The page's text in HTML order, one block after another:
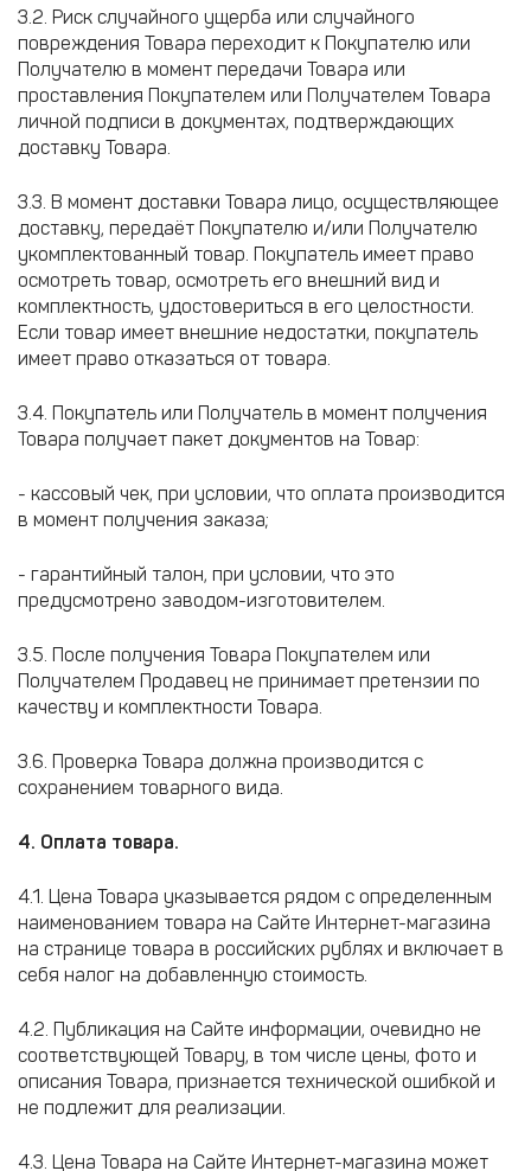
3.2. Риск случайного ущерба или случайного
повреждения Товара переходит к Покупателю или
Получателю в момент передачи Товара или
проставления Покупателем или Получателем Товара
личной подписи в документах, подтверждающих
доставку Товара.
3.3. В момент доставки Товара лицо, осуществляющее
доставку, передаёт Покупателю и/или Получателю
укомплектованный товар. Покупатель имеет право
осмотреть товар, осмотреть его внешний вид и
комплектность, удостовериться в его целостности.
Если товар имеет внешние недостатки, покупатель
имеет право отказаться от товара.
3.4. Покупатель или Получатель в момент получения
Товара получает пакет документов на Товар:
- кассовый чек, при условии, что оплата производится
в момент получения заказа;
- гарантийный талон, при условии, что это
предусмотрено заводом-изготовителем.
3.5. После получения Товара Покупателем или
Получателем Продавец не принимает претензии по
качеству и комплектности Товара.
3.6. Проверка Товара должна производится с
сохранением товарного вида.
4. Оплата товара.
4.1. Цена Товара указывается рядом с определенным
наименованием товара на Сайте Интернет-магазина
на странице товара в российских рублях и включает в
себя налог на добавленную стоимость.
4.2. Публикация на Сайте информации, очевидно не
соответствующей Товару, в том числе цены, фото и
описания Товара, признается технической ошибкой и
не подлежит для реализации.
4.3. Цена Товара на Сайте Интернет-магазина может